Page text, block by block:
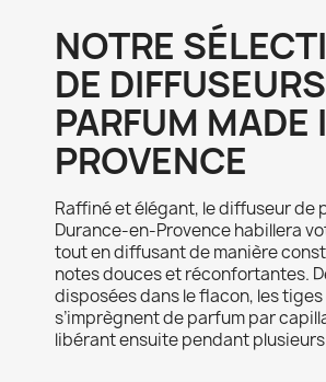
NOTRE
DE
PARFUM MADE
PROVENCE
Raffiné et élégant, le diffuseur de
Durance-en-Provence habillera
tout en diffusant de manière
notes douces et réconfortantes.
disposées dans le flacon, les
s’imprègnent de parfum par
libérant ensuite pendant